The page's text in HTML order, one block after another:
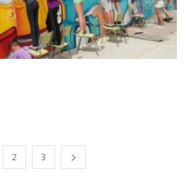
2 3